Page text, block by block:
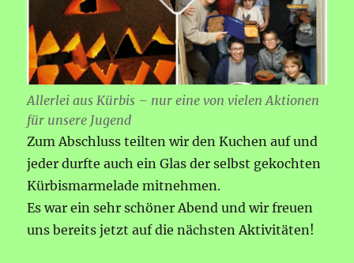
Allerlei aus Kürbis – nur eine von vielen Aktionen
für unsere Jugend
Zum Abschluss teilten wir den Kuchen auf und
jeder durfte auch ein Glas der selbst gekochten
Kürbismarmelade mitnehmen.
Es war ein sehr schöner Abend und wir freuen
uns bereits jetzt auf die nächsten Aktivitäten!